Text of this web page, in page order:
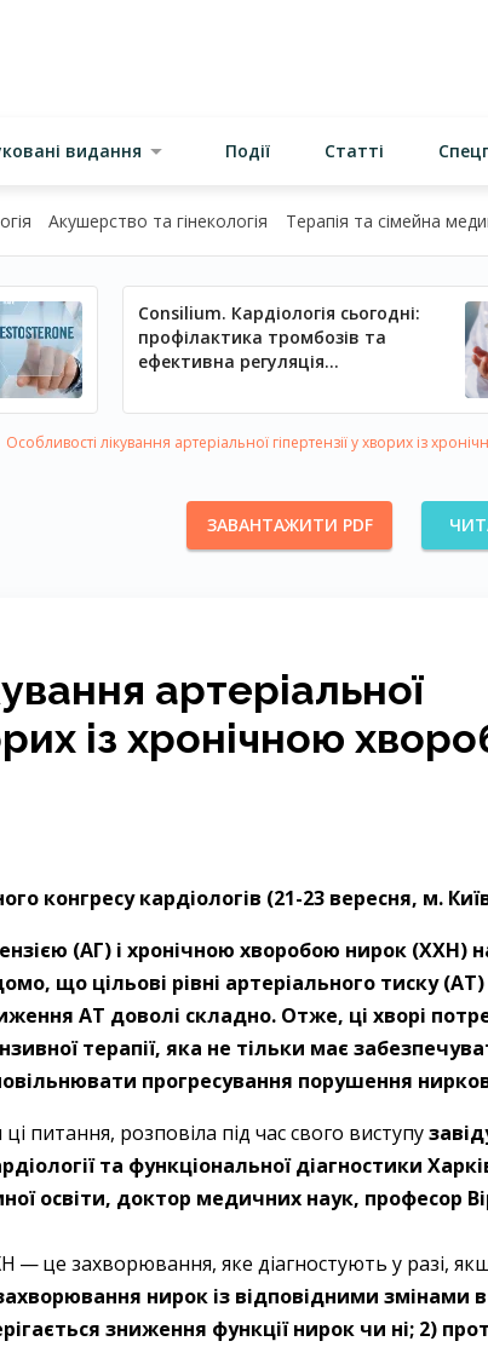
видання Події Статті
Акушерство та гінекологія Терапія та сімейна
Consilium. Кардіологія сьогодні:
профілактика тромбозів та
ефективна регуляція
Особливості лікування артеріальної гіпертензії у хворих із
ЗАВАНТАЖИТИ PDF
артеріальної
із хронічною
конгресу кардіологів (21-23 вересня, м.
(АГ) і хронічною хворобою нирок (ХХН)
що цільові рівні артеріального тиску (АТ)
АТ доволі складно. Отже, ці хворі
терапії, яка не тільки має
прогресування порушення
питання, розповіла під час свого виступу
та функціональної діагностики
освіти, доктор медичних наук, професор
— ​це захворювання, яке діа­гностують у разі,
нирок із відповідними змінами
зниження функції нирок чи ні; 2)